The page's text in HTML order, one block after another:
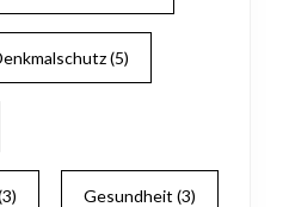
(5)
Gesundheit (3)